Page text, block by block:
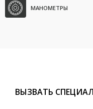
МАНОМЕТРЫ
ВЫЗВАТЬ